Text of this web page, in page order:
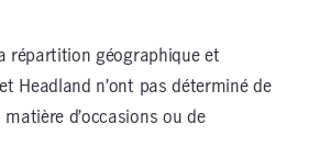
répartition géographique et
Headland n’ont pas déterminé de
d’occasions ou de